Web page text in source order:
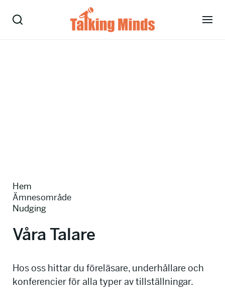
Kontakt
08-38 15 15
info@talkingminds.se
Hem
Ämnesområde
Nudging
Våra Talare
Hos oss hittar du föreläsare, underhållare och
konferencier för alla typer av tillställningar.